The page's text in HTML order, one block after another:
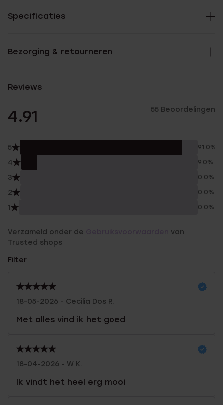
Specificaties
Bezorging & retourneren
Reviews
4.91 55 Beoordelingen
5 91.0%
4 9.0%
3 0.0%
2 0.0%
1 0.0%
Verzameld onder de
van
Trusted shops
Filter
18-05-2026 - Cecilia Dos R.
Met alles vind ik het goed
18-04-2026 - W K.
Ik vindt het heel erg mooi